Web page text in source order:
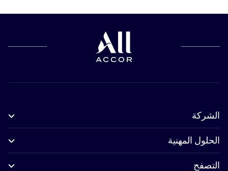
الشركة
الحلول المهنية
التصفح